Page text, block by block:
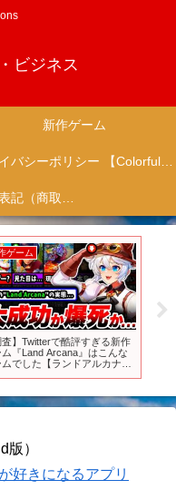
ビジネス
新作ゲーム
プライバシーポリシー 【Colorful Creation】
特定商取引法に基づく表記（商取引に関する開示）
ゲーム
査】Twitterで酷評すぎる新作
『Land Arcana』はこんな
でした【ランドアルカナ】
了】
）
きになるアプリ